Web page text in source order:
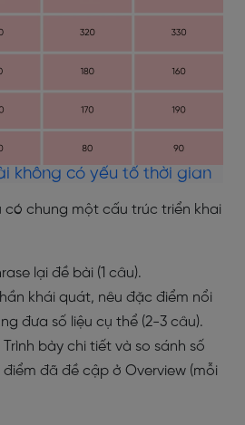
không có yếu tố thời gian
có chung một cấu trúc triển khai
lại đề bài (1 câu).
khái quát, nêu đặc điểm nổi
đưa số liệu cụ thể (2-3 câu).
Trình bày chi tiết và so sánh số
điểm đã đề cập ở Overview (mỗi